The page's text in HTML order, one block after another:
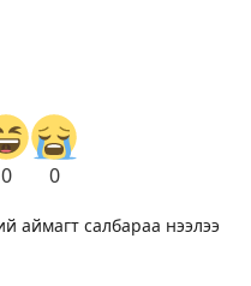
0 0
аймагт салбараа нээлээ